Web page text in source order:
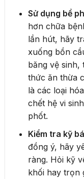
Sử dụng bể
hơn chữa
lần hút, hãy
xuống bồn
băng vệ sinh,
thức ăn thừa
là các loại
chết hệ vi
phốt.
Kiểm tra kỹ
đồng ý, hãy
ràng. Hỏi kỹ
khối hay trọn